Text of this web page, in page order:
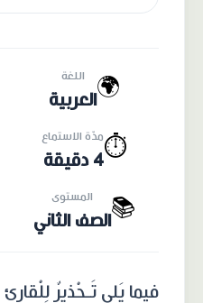
🌍 اللغة
العربية
⏱️مدّة الاستماع
4 دقيقة
📚 المستوى
الصف الثاني
فيما يَلي تَـحْذيرٌ